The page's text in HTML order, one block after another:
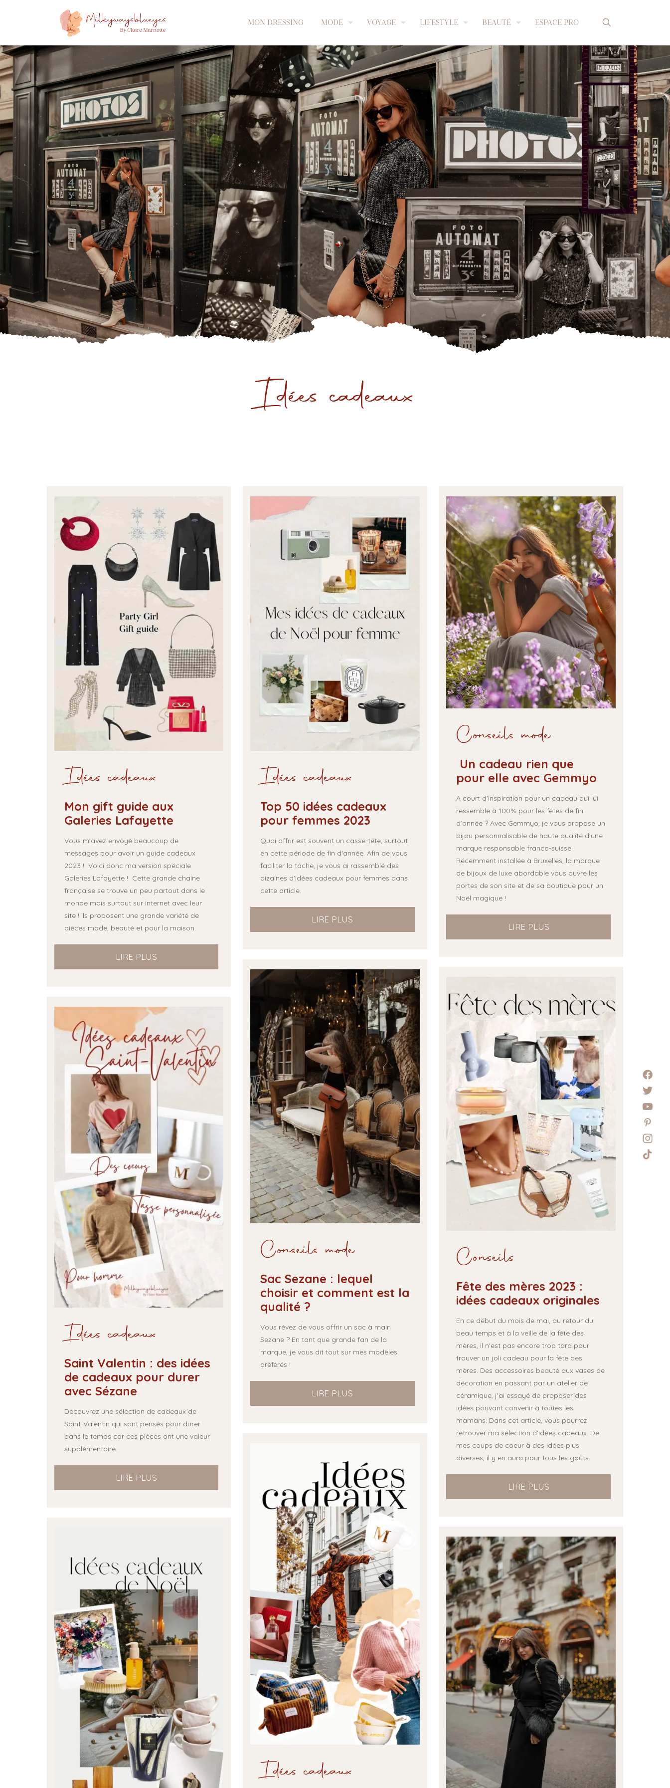
MON DRESSING MODE VOYAGE LIFESTYLE BEAUTÉ ESPACE PRO
Idées cadeaux
Idées cadeaux
Mon gift guide aux
Galeries Lafayette
Vous m'avez envoyé beaucoup de
messages pour avoir un guide cadeaux
2023 ! Voici donc ma version spéciale
Galeries Lafayette ! Cette grande chaine
française se trouve un peu partout dans le
monde mais surtout sur internet avec leur
site ! Ils proposent une grande variété de
pièces mode, beauté et pour la maison.
LIRE PLUS
Idées cadeaux
Top 50 idées cadeaux
pour femmes 2023
Quoi offrir est souvent un casse-tête, surtout
en cette période de fin d'année. Afin de vous
faciliter la tâche, je vous ai rassemblé des
dizaines d'idées cadeaux pour femmes dans
cette article.
LIRE PLUS
Conseils mode
Un cadeau rien que
pour elle avec Gemmyo
A court d’inspiration pour un cadeau qui lui
ressemble à 100% pour les fêtes de fin
d’année ? Avec Gemmyo, je vous propose un
bijou personnalisable de haute qualité d’une
marque responsable franco-suisse !
Récemment installée à Bruxelles, la marque
de bijoux de luxe abordable vous ouvre les
portes de son site et de sa boutique pour un
Noël magique !
LIRE PLUS
Conseils mode
Sac Sezane : lequel
choisir et comment est la
qualité ?
Vous rêvez de vous offrir un sac à main
Sezane ? En tant que grande fan de la
marque, je vous dit tout sur mes modèles
préférés !
LIRE PLUS
Conseils
Fête des mères 2023 :
idées cadeaux originales
En ce début du mois de mai, au retour du
beau temps et à la veille de la fête des
mères, il n'est pas encore trop tard pour
trouver un joli cadeau pour la fête des
mères. Des accessoires beauté aux vases de
décoration en passant par un atelier de
céramique, j'ai essayé de proposer des
idées pouvant convenir à toutes les
mamans. Dans cet article, vous pourrez
retrouver ma sélection d'idées cadeaux. De
mes coups de coeur à des idées plus
diverses, il y en aura pour tous les goûts.
LIRE PLUS
Idées cadeaux
Saint Valentin : des idées
de cadeaux pour durer
avec Sézane
Découvrez une sélection de cadeaux de
Saint-Valentin qui sont pensés pour durer
dans le temps car ces pièces ont une valeur
supplémentaire.
LIRE PLUS
Idées cadeaux